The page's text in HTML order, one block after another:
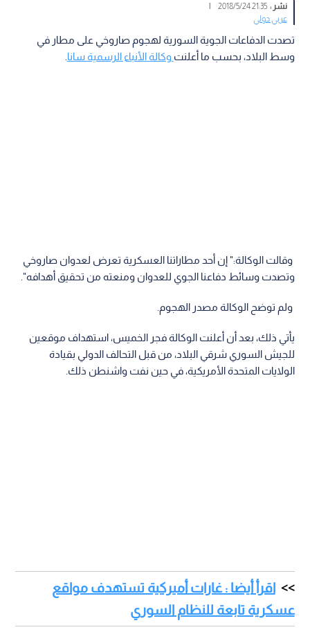
نشر :21:35 2018/5/24
|
عربي دولي
تصدت الدفاعات الجوية السورية لهجوم صاروخي على مطار في
وسط البلاد، بحسب ما أعلنت وكالة الأنباء الرسمية سانا
وقالت الوكالة:" إن أحد مطاراتنا العسكرية تعرض لعدوان صاروخي
وتصدت وسائط دفاعنا الجوي للعدوان ومنعته من تحقيق أهدافه".
ولم توضح الوكالة مصدر الهجوم.
يأتي ذلك، بعد أن أعلنت الوكالة فجر الخميس، استهداف موقعين
للجيش السوري شرقي البلاد، من قبل التحالف الدولي بقيادة
الولايات المتحدة الأمريكية، في حين نفت واشنطن ذلك.
اقرأ أيضا : غارات أميركية تستهدف مواقع
عسكرية تابعة للنظام السوري